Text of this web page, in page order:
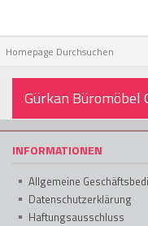
Gürkan Büromöbel
INFORMATIONEN
Allgemeine
Datenschutzerklärung
Haftungsausschluss